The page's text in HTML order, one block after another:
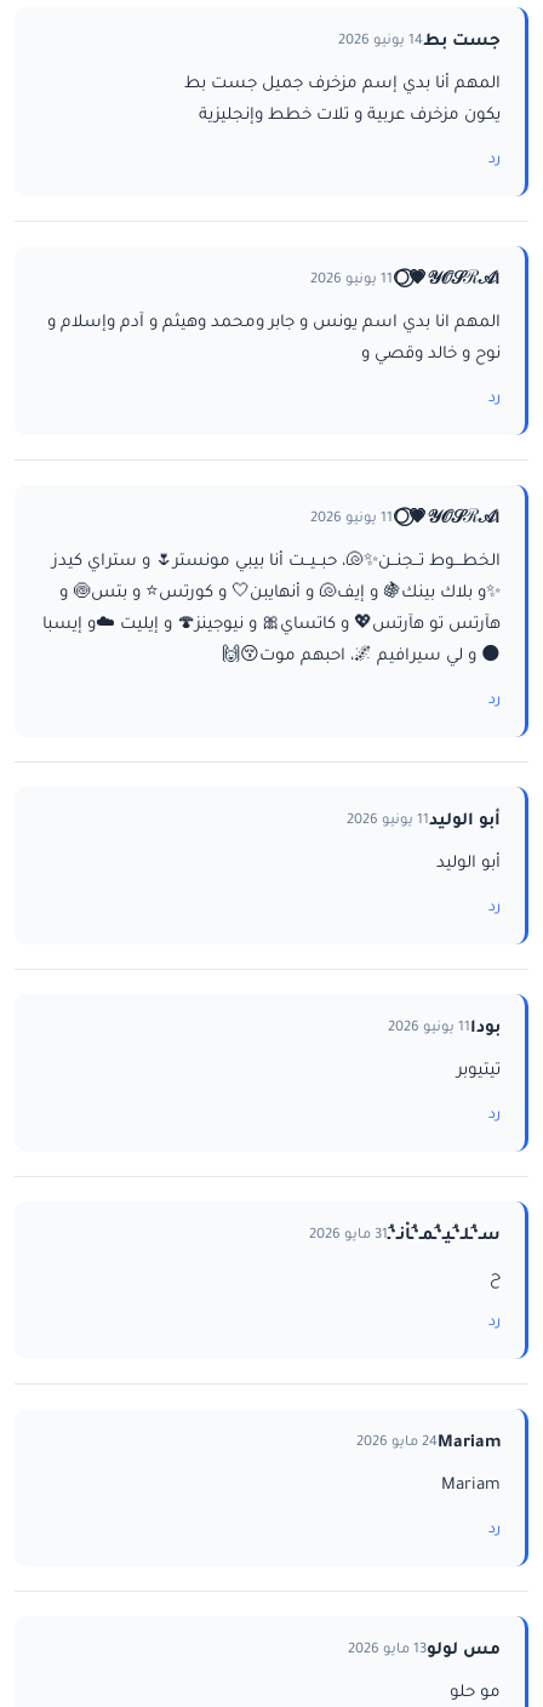
جست بط14 يونيو 2026
المهم أنا بدي إسم مزخرف جميل جست بط
يكون مزخرف عربية و تلات خطط وإنجليزية
رد
ا𝒴𝒪𝒮ℛ𝒜💗⃝🌕 11 يونيو 2026
المهم انا بدي اسم يونس و جابر ومحمد وهيثم و آدم وإسلام و
نوح و خالد وقصي و
رد
ا𝒴𝒪𝒮ℛ𝒜💗⃝🌕 11 يونيو 2026
الخطـــوط تــجنــن✨🐚، حبــيــت أنا بيبي مونستر🌷 و ستراي كيدز
✨و بلاك بينك🍇 و إيف🐚 و أنهايبن🤍 و كورتس⭐ و بتس🍥 و
هآرتس تو هآرتس💖 و كاتساي🎀 و نيوجينز🍄 و إيليت ☁️و إيسبا
🌑 و لي سيرافيم 🌌، احبهم موت😚🙌
رد
أبو الوليد11 يونيو 2026
أبو الوليد
رد
بودا11 يونيو 2026
تيتيوبر
رد
سـ‘ـُلـ‘ـُيـ‘ـُمـ‘ـُاْنـ‘ـُ31 مايو 2026
ح
رد
Mariam24 مايو 2026
Mariam
رد
مس لولو13 مايو 2026
مو حلو